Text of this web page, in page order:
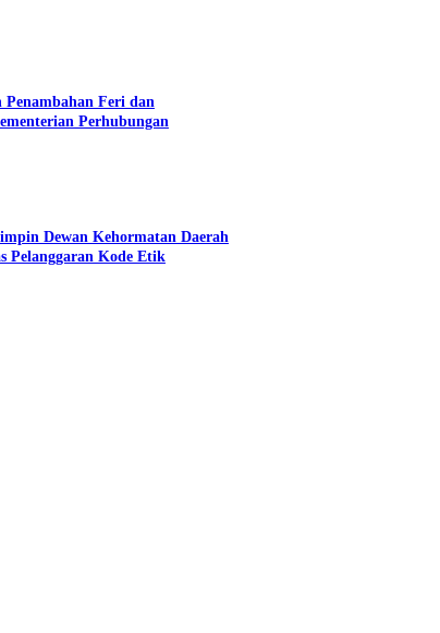
Penambahan Feri dan
Perhubungan
Dewan Kehormatan Daerah
Pelanggaran Kode Etik